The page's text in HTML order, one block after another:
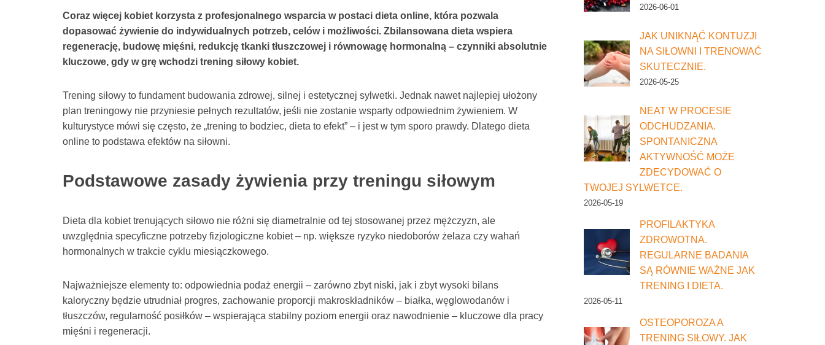
Coraz więcej kobiet korzysta z profesjonalnego wsparcia w postaci dieta online, która pozwala
dopasować żywienie do indywidualnych potrzeb, celów i możliwości. Zbilansowana dieta wspiera
regenerację, budowę mięśni, redukcję tkanki tłuszczowej i równowagę hormonalną – czynniki absolutnie
kluczowe, gdy w grę wchodzi trening siłowy kobiet.
Trening siłowy to fundament budowania zdrowej, silnej i estetycznej sylwetki. Jednak nawet najlepiej ułożony
plan treningowy nie przyniesie pełnych rezultatów, jeśli nie zostanie wsparty odpowiednim żywieniem. W
kulturystyce mówi się często, że „trening to bodziec, dieta to efekt” – i jest w tym sporo prawdy. Dlatego dieta
online to podstawa efektów na siłowni.
Podstawowe zasady żywienia przy treningu siłowym
Dieta dla kobiet trenujących siłowo nie różni się diametralnie od tej stosowanej przez mężczyzn, ale
uwzględnia specyficzne potrzeby fizjologiczne kobiet – np. większe ryzyko niedoborów żelaza czy wahań
hormonalnych w trakcie cyklu miesiączkowego.
Najważniejsze elementy to: odpowiednia podaż energii – zarówno zbyt niski, jak i zbyt wysoki bilans
kaloryczny będzie utrudniał progres, zachowanie proporcji makroskładników – białka, węglowodanów i
tłuszczów, regularność posiłków – wspierająca stabilny poziom energii oraz nawodnienie – kluczowe dla pracy
mięśni i regeneracji.
2026-06-01
JAK UNIKNĄĆ KONTUZJI
NA SIŁOWNI I TRENOWAĆ
SKUTECZNIE.
2026-05-25
NEAT W PROCESIE
ODCHUDZANIA.
SPONTANICZNA
AKTYWNOŚĆ MOŻE
ZDECYDOWAĆ O
TWOJEJ SYLWETCE.
2026-05-19
PROFILAKTYKA
ZDROWOTNA.
REGULARNE BADANIA
SĄ RÓWNIE WAŻNE JAK
TRENING I DIETA.
2026-05-11
OSTEOPOROZA A
TRENING SIŁOWY. JAK